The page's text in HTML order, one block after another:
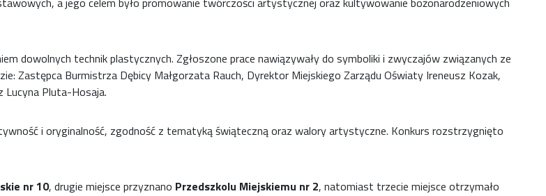
dowolnych technik plastycznych. Zgłoszone prace nawiązywały do symboliki i zwyczajów związanych ze
Zastępca Burmistrza Dębicy Małgorzata Rauch, Dyrektor Miejskiego Zarządu Oświaty Ireneusz Kozak,
Lucyna Pluta-Hosaja.
i oryginalność, zgodność z tematyką świąteczną oraz walory artystyczne. Konkurs rozstrzygnięto
nr 10, drugie miejsce przyznano Przedszkolu Miejskiemu nr 2, natomiast trzecie miejsce otrzymało